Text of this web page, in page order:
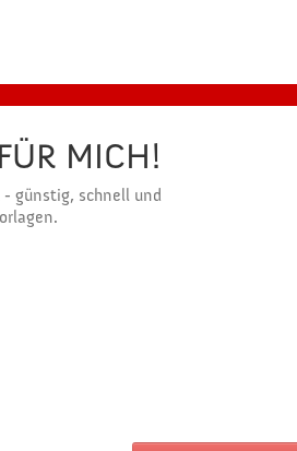
MICH!
günstig, schnell und